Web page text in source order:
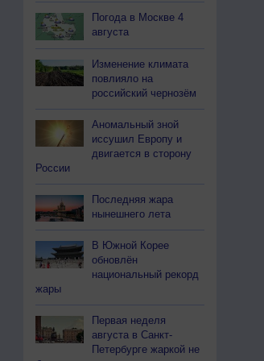
Погода в Москве 4
августа
Изменение климата
повлияло на
российский чернозём
Аномальный зной
иссушил Европу и
двигается в сторону
России
Последняя жара
нынешнего лета
В Южной Корее
обновлён
национальный рекорд
жары
Первая неделя
августа в Санкт-
Петербурге жаркой не